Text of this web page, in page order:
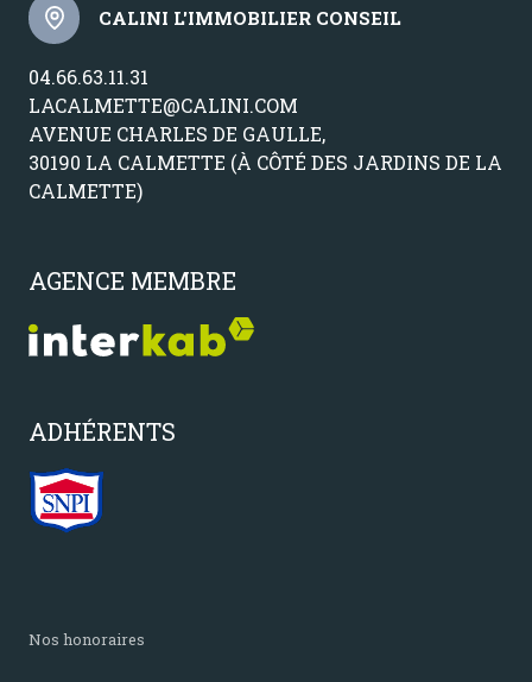
CALINI L'IMMOBILIER CONSEIL
04.66.63.11.31
LACALMETTE@CALINI.COM
AVENUE CHARLES DE GAULLE,
30190 LA CALMETTE (À CÔTÉ DES JARDINS DE LA
CALMETTE)
AGENCE MEMBRE
ADHÉRENTS
nos honoraires